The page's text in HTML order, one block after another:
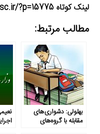
لینک کوتاه https://iran-bssc.ir/?p=15775
مطالب مرتبط:
بهلولی: دشواری‌های
مقابله با گروه‌های